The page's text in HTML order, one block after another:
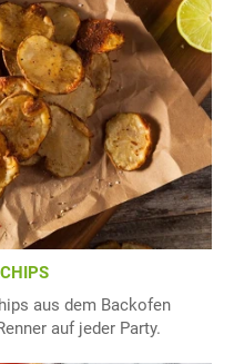
aus dem Backofen
auf jeder Party.